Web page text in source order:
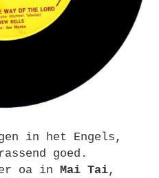
in het Engels,
goed.
oa inMai Tai,